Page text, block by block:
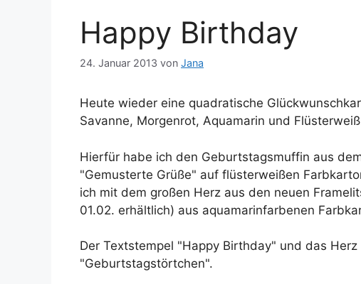
Happy Birthday
24. Januar 2013 von Jana
Heute wieder eine quadratische
Savanne, Morgenrot, Aquamarin und
Hierfür habe ich den Geburtstagsmuffin aus
"Gemusterte Grüße" auf flüsterweißen
ich mit dem großen Herz aus den neuen
01.02. erhältlich) aus aquamarinfarbenen
Der Textstempel "Happy Birthday" und das
"Geburtstagstörtchen".